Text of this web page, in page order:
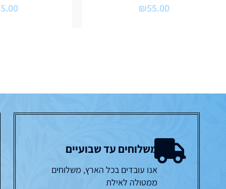
₪55.00
משלוחים עד שבועיים
אנו עובדים בכל הארץ, משלוחים
ממטולה לאילת